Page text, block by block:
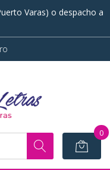
Varas) o despacho a
0